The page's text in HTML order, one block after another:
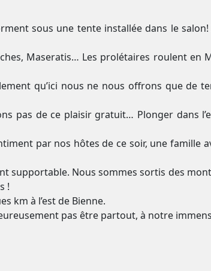
sous une tente installée dans le
Maseratis… Les prolétaires roulent en
qu’ici nous ne nous offrons que de
pas de ce plaisir gratuit… Plonger dans
par nos hôtes de ce soir, une famille
supportable. Nous sommes sortis des
!
km à l’est de Bienne.
pas être partout, à notre